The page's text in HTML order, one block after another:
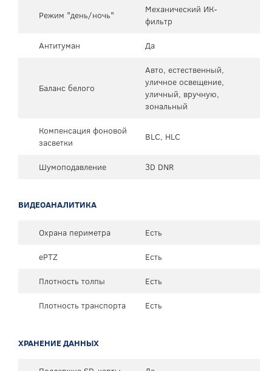
Режим "день/ночь"
Механический ИК-
фильтр
Антитуман
Да
Баланс белого
Авто, естественный,
уличное освещение,
уличный, вручную,
зональный
Компенсация фоновой
засветки
BLC, HLC
Шумоподавление 3D DNR
ВИДЕОАНАЛИТИКА
Охрана периметра
Есть
ePTZ
Есть
Плотность толпы
Есть
Плотность транспорта
Есть
ХРАНЕНИЕ ДАННЫХ